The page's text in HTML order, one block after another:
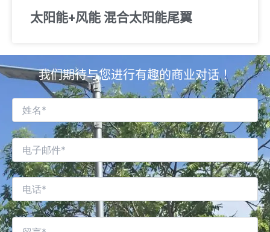
太阳能+风能 混合太阳能尾翼
我们期待与您进行有趣的商业对话！